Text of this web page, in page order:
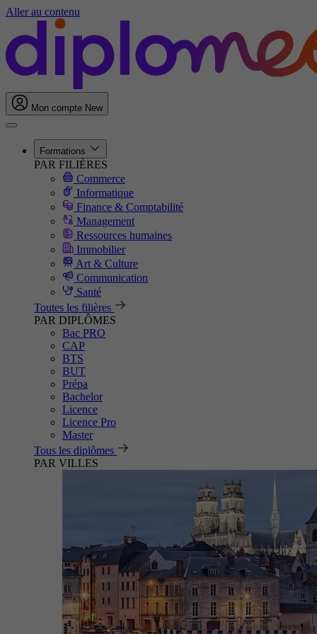
Aller au contenu
Mon compte New
Formations
PAR FILIÈRES
Commerce
Informatique
Finance & Comptabilité
Management
Ressources humaines
Immobilier
Art & Culture
Communication
Santé
Toutes les filières
PAR DIPLÔMES
Bac PRO
CAP
BTS
BUT
Prépa
Bachelor
Licence
Licence Pro
Master
Tous les diplômes
PAR VILLES